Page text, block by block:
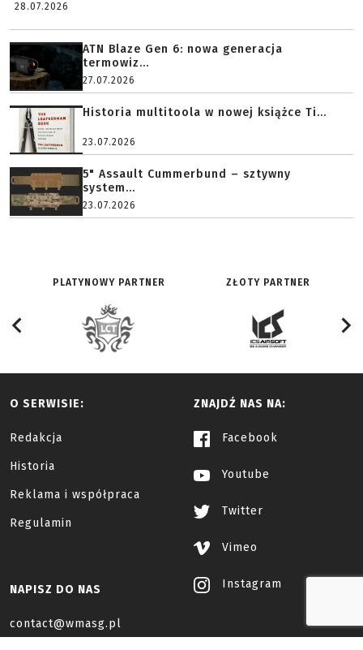
28.07.2026
ATN Blaze Gen 6: nowa generacja
termowiz...
27.07.2026
Historia multitoola w nowej książce Ti...
23.07.2026
5" Assault Cummerbund – sztywny
system...
23.07.2026
PLATYNOWY PARTNER ZŁOTY PARTNER
O SERWISIE:
Redakcja
Historia
Reklama i współpraca
Regulamin
ZNAJDŹ NAS NA:
Facebook
Youtube
Twitter
Vimeo
Instagram
NAPISZ DO NAS
contact@wmasg.pl